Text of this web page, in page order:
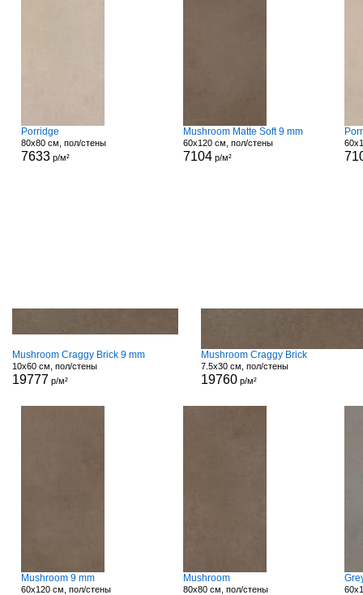
Porridge
80x80 см, пол/стены
7633 р/м²
Mushroom Matte Soft 9 mm
60x120 см, пол/стены
7104р/м²
Mushroom Craggy Brick 9 mm
10x60 см, пол/стены
19777 р/м²
Mushroom Craggy Brick
7.5x30 см, пол/стены
19760р/м²
Mushroom 9 mm
60x120 см, пол/стены
Mushroom
80x80 см, пол/стены